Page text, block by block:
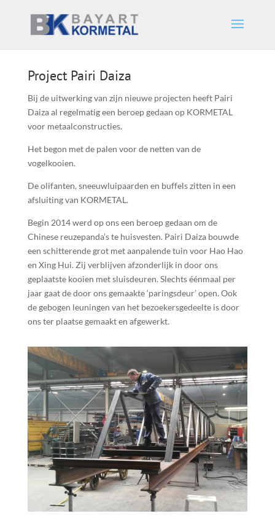
Project Pairi Daiza
Bij de uitwerking van zijn nieuwe projecten heeft Pairi
Daiza al regelmatig een beroep gedaan op KORMETAL
voor metaalconstructies.
Het begon met de palen voor de netten van de
vogelkooien.
De olifanten, sneeuwluipaarden en buffels zitten in een
afsluiting van KORMETAL.
Begin 2014 werd op ons een beroep gedaan om de
Chinese reuzepanda’s te huisvesten. Pairi Daiza bouwde
een schitterende grot met aanpalende tuin voor Hao Hao
en Xing Hui. Zij verblijven afzonderlijk in door ons
geplaatste kooien met sluisdeuren. Slechts éénmaal per
jaar gaat de door ons gemaakte ‘paringsdeur’ open. Ook
de gebogen leuningen van het bezoekersgedeelte is door
ons ter plaatse gemaakt en afgewerkt.